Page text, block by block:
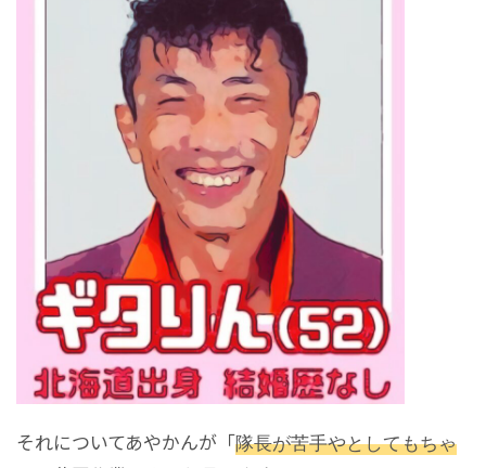
それについてあやかんが「隊長が苦手やとしてもちゃ